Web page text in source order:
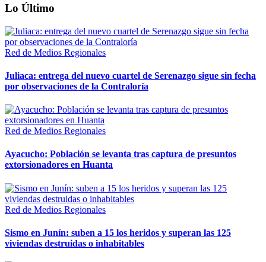
Lo Último
Red de Medios Regionales
Juliaca: entrega del nuevo cuartel de Serenazgo sigue sin fecha
por observaciones de la Contraloría
Red de Medios Regionales
Ayacucho: Población se levanta tras captura de presuntos
extorsionadores en Huanta
Red de Medios Regionales
Sismo en Junín: suben a 15 los heridos y superan las 125
viviendas destruidas o inhabitables